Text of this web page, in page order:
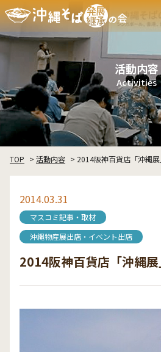
活動内容
Activities
TOP 活動内容 2014阪神百貨店「沖縄
2014.03.31
マスコミ記事・取材
沖縄物産展出店・イベント出店
2014阪神百貨店「沖縄